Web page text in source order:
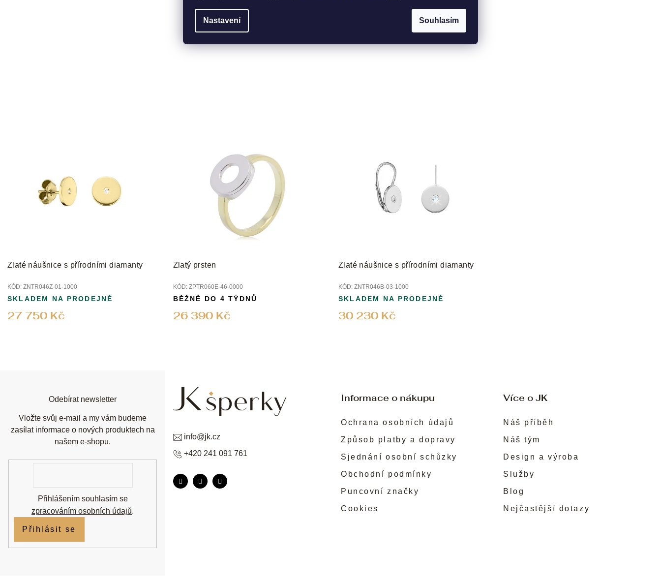
Nastavení Souhlasím
Zlaté náušnice s přírodními diamanty
KÓD: ZNTR046Z-01-1000
27 750 Kč
SKLADEM NA PRODEJNĚ
Zlatý prsten
KÓD: ZPTR060E-46-0000
26 390 Kč
BĚŽNĚ DO 4 TÝDNŮ
Zlaté náušnice s přírodními diamanty
KÓD: ZNTR046B-03-1000
30 230 Kč
SKLADEM NA PRODEJNĚ
Informace o nákupu
Ochrana osobních údajů
Způsob platby a dopravy
Sjednání osobní schůzky
Obchodní podmínky
Puncovní značky
Cookies
Více o JK
Náš příběh
Náš tým
Design a výroba
Služby
Blog
Nejčastější dotazy
info@jk.cz
+420 241 091 761
Odebírat newsletter
Vložte svůj e-mail a my vám budeme
zasílat informace o nových produktech na
našem e-shopu.
Přihlášením souhlasím se
zpracováním osobních údajů.
Přihlásit se